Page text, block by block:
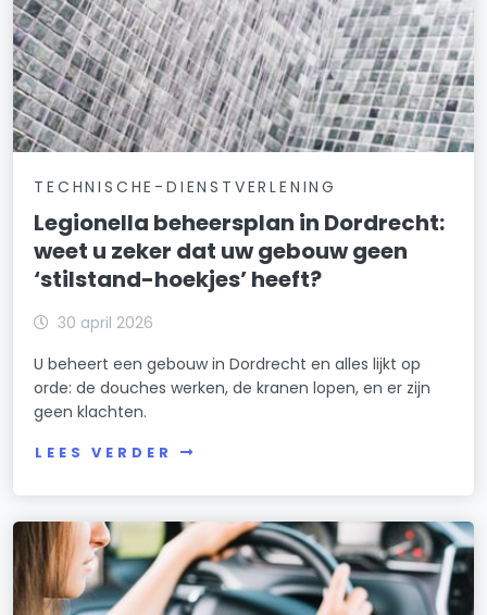
TECHNISCHE-DIENSTVERLENING
Legionella beheersplan in Dordrecht:
weet u zeker dat uw gebouw geen
‘stilstand-hoekjes’ heeft?
30 april 2026
U beheert een gebouw in Dordrecht en alles lijkt op
orde: de douches werken, de kranen lopen, en er zijn
geen klachten.
LEES VERDER